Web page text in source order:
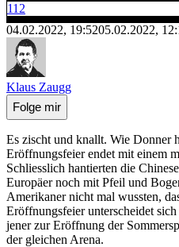
112
04.02.2022, 19:5205.02.2022,
Klaus Zaugg
Folge mir
Es zischt und knallt. Wie Donner
Eröffnungsfeier endet mit einem
Schliesslich hantierten die
Europäer noch mit Pfeil und
Amerikaner nicht mal wussten,
Eröffnungsfeier unterscheidet
jener zur Eröffnung der
der gleichen Arena.